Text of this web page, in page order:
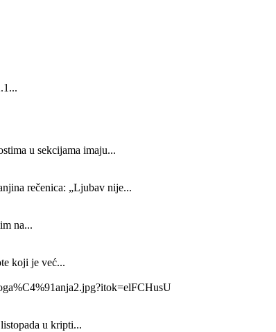
u sekcijama imaju...
rečenica: „Ljubav nije...
na...
koji je već...
u kripti...